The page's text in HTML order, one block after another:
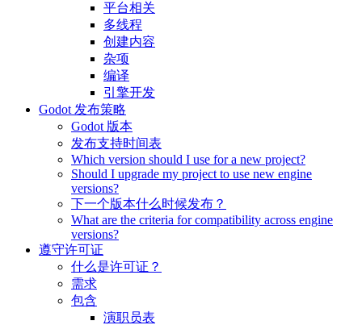
平台相关
多线程
创建内容
杂项
编译
引擎开发
Godot 发布策略
Godot 版本
发布支持时间表
Which version should I use for a new project?
Should I upgrade my project to use new engine
versions?
下一个版本什么时候发布？
What are the criteria for compatibility across engine
versions?
遵守许可证
什么是许可证？
需求
包含
演职员表